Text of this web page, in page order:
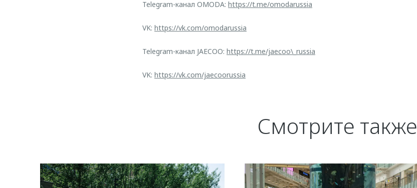
Telegram-канал OMODA: https://t.me/omodarussia
VK: https://vk.com/omodarussia
Telegram-канал JAECOO: https://t.me/jaecoo\_russia
VK: https://vk.com/jaecoorussia
Смотрите также